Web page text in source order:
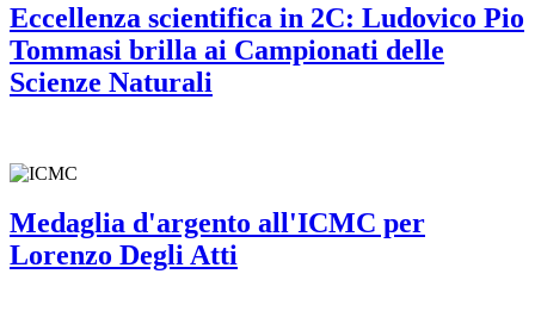
Eccellenza scientifica in 2C: Ludovico Pio
Tommasi brilla ai Campionati delle
Scienze Naturali
Medaglia d'argento all'ICMC per
Lorenzo Degli Atti